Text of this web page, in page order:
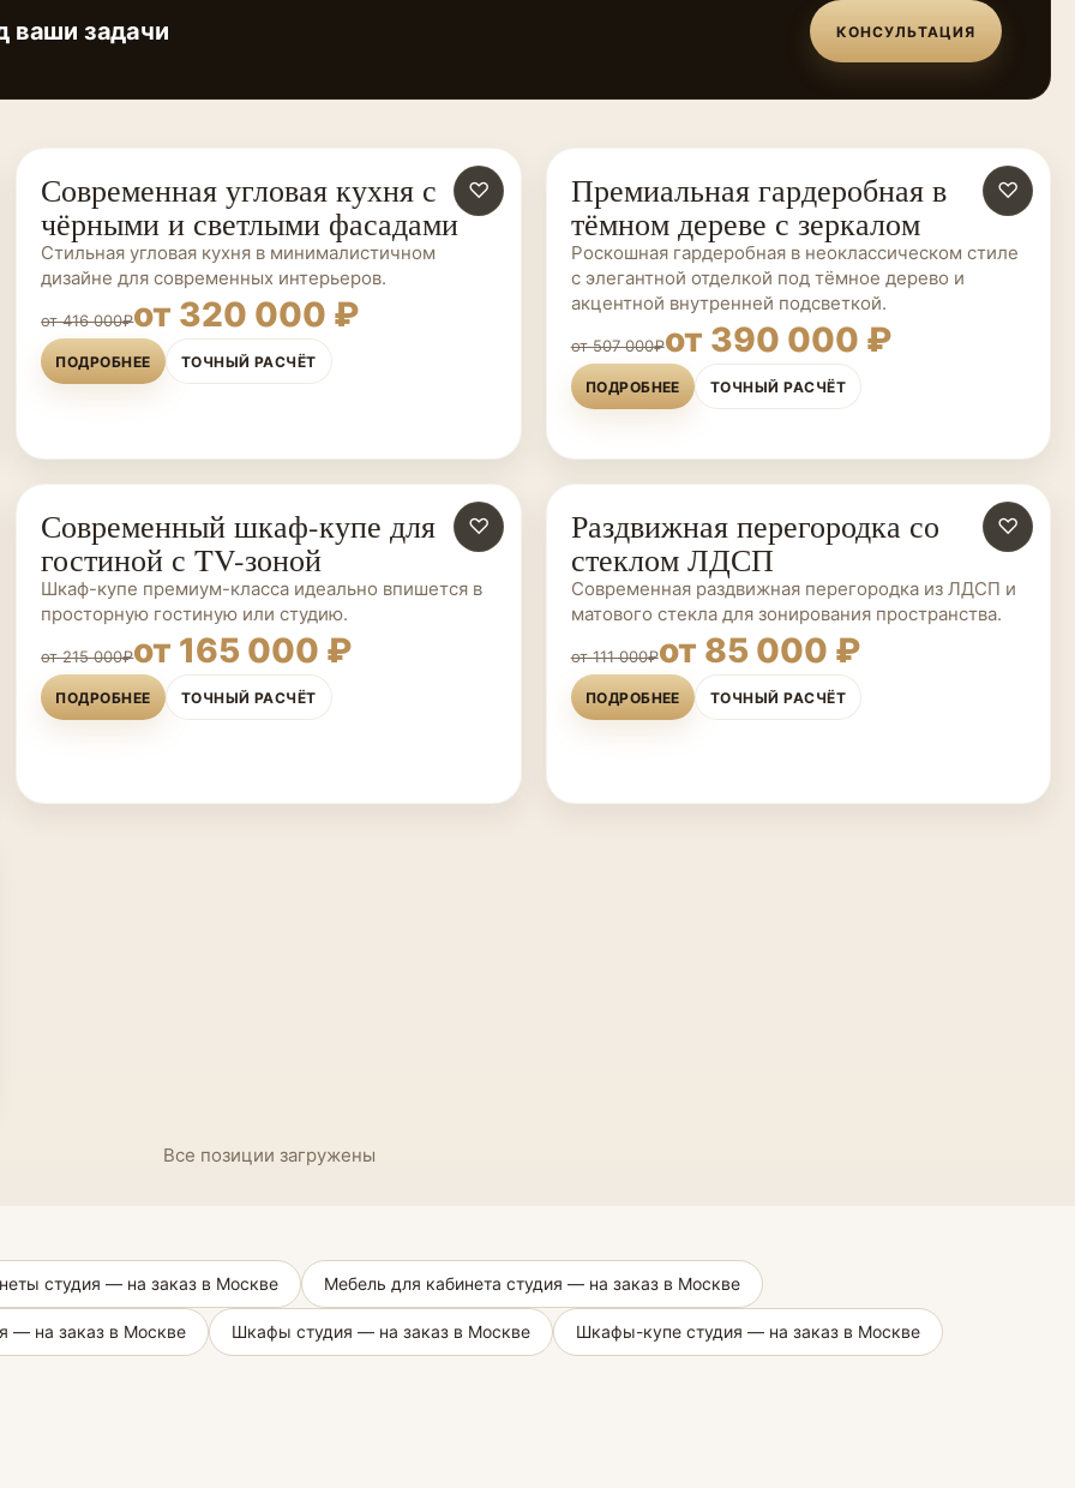
ваши задачи КОНСУЛЬТАЦИЯ
КУХНИ НА ЗАКАЗ ♡
Современная угловая кухня с
чёрными и светлыми фасадами
Стильная угловая кухня в минималистичном
дизайне для современных интерьеров.
от 416 000₽от 320 000 ₽
ПОДРОБНЕЕ ТОЧНЫЙ РАСЧЁТ
ГАРДЕРОБНЫЕ НА ЗАКАЗ ♡
Премиальная гардеробная в
тёмном дереве с зеркалом
Роскошная гардеробная в неоклассическом стиле
с элегантной отделкой под тёмное дерево и
акцентной внутренней подсветкой.
от 507 000₽от 390 000 ₽
ПОДРОБНЕЕ ТОЧНЫЙ РАСЧЁТ
ШКАФЫ-КУПЕ НА ЗАКАЗ ♡
Современный шкаф-купе для
гостиной с TV-зоной
Шкаф-купе премиум-класса идеально впишется в
просторную гостиную или студию.
от 215 000₽от 165 000 ₽
ПОДРОБНЕЕ ТОЧНЫЙ РАСЧЁТ
ПЕРЕГОРОДКИ НА ЗАКАЗ ♡
Раздвижная перегородка со
стеклом ЛДСП
Современная раздвижная перегородка из ЛДСП и
матового стекла для зонирования пространства.
от 111 000₽от 85 000 ₽
ПОДРОБНЕЕ ТОЧНЫЙ РАСЧЁТ
Все позиции загружены
студия — на заказ в Москве Мебель для кабинета студия — на заказ в Москве
— на заказ в Москве Шкафы студия — на заказ в Москве Шкафы-купе студия — на заказ в Москве